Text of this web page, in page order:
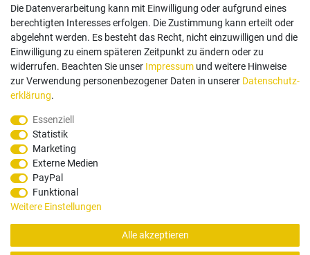
Zahlungsarten
Paypal
Versand Dienstleister
Die Datenverarbeitung kann mit Einwilligung oder aufgrund eines
berechtigten Interesses erfolgen. Die Zustimmung kann erteilt oder
abgelehnt werden. Es besteht das Recht, nicht einzuwilligen und die
Einwilligung zu einem späteren Zeitpunkt zu ändern oder zu
widerrufen. Beachten Sie unser Impressum und weitere Hinweise
zur Verwendung personenbezogener Daten in unserer Daten­schutz­
erklärung.
Essenziell
Statistik
Marketing
Externe Medien
PayPal
Funktional
Weitere Einstellungen
Alle akzeptieren